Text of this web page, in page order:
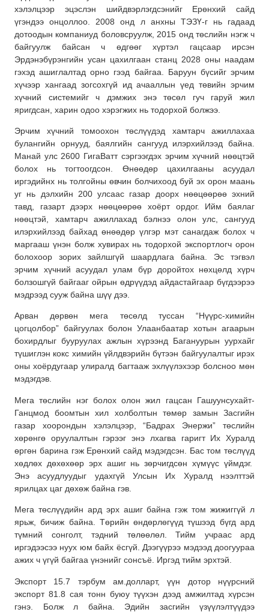
хэлэлцээр эцэслэн шийдвэрлэгдсэнийг Ерөнхий сайд
үгэндээ онцоллоо. 2008 онд л анхны ТЭЗҮ-г нь гадаад
дотоодын компаниуд боловсруулж, 2015 онд төслийн нэгж ч
байгуулж байсан ч өдгөөг хүртэл гацсаар ирсэн
Эрдэнэбүрэнгийн усан цахилгаан станц 2028 оны наадам
гэхэд ашиглалтад орно гээд байгаа. Баруун бүсийг эрчим
хүчээр хангаад зогсохгүй ид ачааллын үед төвийн эрчим
хүчний системийг ч дэмжих энэ төсөл гуч гаруй жил
яригдсан, харин одоо хэрэгжих нь тодорхой болжээ.
Эрчим хүчний томоохон төслүүдэд хамтарч ажиллахаа
булангийн орнууд, баялгийн сангууд илэрхийлээд байна.
Манай улс 2600 ГигаВатт сэргээгдэх эрчим хүчний нөөцтэй
болох нь тогтоогдсон. Өнөөдөр цахилгааны асуудал
иргэдийнх нь толгойны өвчин болчихоод буй эх орон маань
уг нь дэлхийн 200 улсаас газар доорх нөөцөөрөө эхний
тавд, газарт дээрх нөөцөөрөө хоёрт ордог. Ийм баялаг
нөөцтэй, хамтарч ажиллахад бэлнээ олон улс, сангууд
илэрхийлээд байхад өнөөдөр үлгэр мэт санагдаж болох ч
маргааш үнэн болж хувирах нь тодорхой экспортлогч орон
болохоор зорих зайлшгүй шаардлага байна. Эс тэгвэл
эрчим хүчний асуудал улам бүр доройтох нөхцөлд хүрч
болзошгүй байгааг ойрын өдрүүдэд айдастайгаар бүгдээрээ
мэдрээд сууж байна шүү дээ.
Арван дөрвөн мега төсөлд туссан “Нүүрс-химийн
цогцолбор” байгуулах болон Улаанбаатар хотын агаарын
бохирдлыг бууруулах ажлын хүрээнд Багануурын уурхайг
түшиглэн кокс химийн үйлдвэрийн бүтээн байгуулалтыг ирэх
оны хоёрдугаар улиралд багтааж эхлүүлэхээр болсноо мөн
мэдэгдэв.
Мега төслийн нэг болох олон жил гацсан Гашуунсухайт-
Ганцмод боомтын хил холболтын төмөр замын Засгийн
газар хоорондын хэлэлцээр, “Бадрах Энержи” төслийн
хөрөнгө оруулалтын гэрээг энэ лхагва гаригт Их Хуралд
өргөн барина гэж Ерөнхий сайд мэдэгдсэн. Бас том төслүүд
хөдлөх дөхөхөөр эрх ашиг нь зөрчигдсөн хүмүүс үймдэг.
Энэ асуудлуудыг удахгүй Улсын Их Хуралд нээлттэй
ярилцах цаг дөхөж байна гэв.
Мега төслүүдийн ард эрх ашиг байна гэж том жижиггүй л
ярьж, бичиж байна. Төрийн өндөрлөгүүд түшээд бүгд ард
түмний сонголт, тэдний төлөөлөл. Тийм учраас ард
иргэдээсээ нуух юм байх ёсгүй. Дээгүүрээ мэдээд доогуураа
ажих ч үгүй байгаа үнэнийг сонсъё. Иргэд тийм эрхтэй.
Экспорт 15.7 тэрбум ам.долларт, үүн дотор нүүрсний
экспорт 81.8 сая тонн буюу түүхэн дээд амжилтад хүрсэн
гэнэ. Болж л байна. Эдийн засгийн үзүүлэлтүүдээ